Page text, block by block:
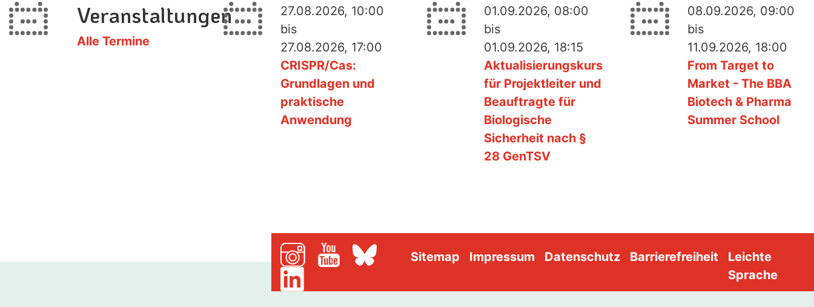
Veranstaltungen
Alle Termine
27.08.2026, 10:00
bis
27.08.2026, 17:00
CRISPR/Cas:
Grundlagen und
praktische
Anwendung
01.09.2026, 08:00
bis
01.09.2026, 18:15
Aktualisierungskurs
für Projektleiter und
Beauftragte für
Biologische
Sicherheit nach §
28 GenTSV
08.09.2026, 09:00
bis
11.09.2026, 18:00
From Target to
Market - The BBA
Biotech & Pharma
Summer School
Sitemap Impressum Datenschutz Barrierefreiheit
Leichte
Sprache